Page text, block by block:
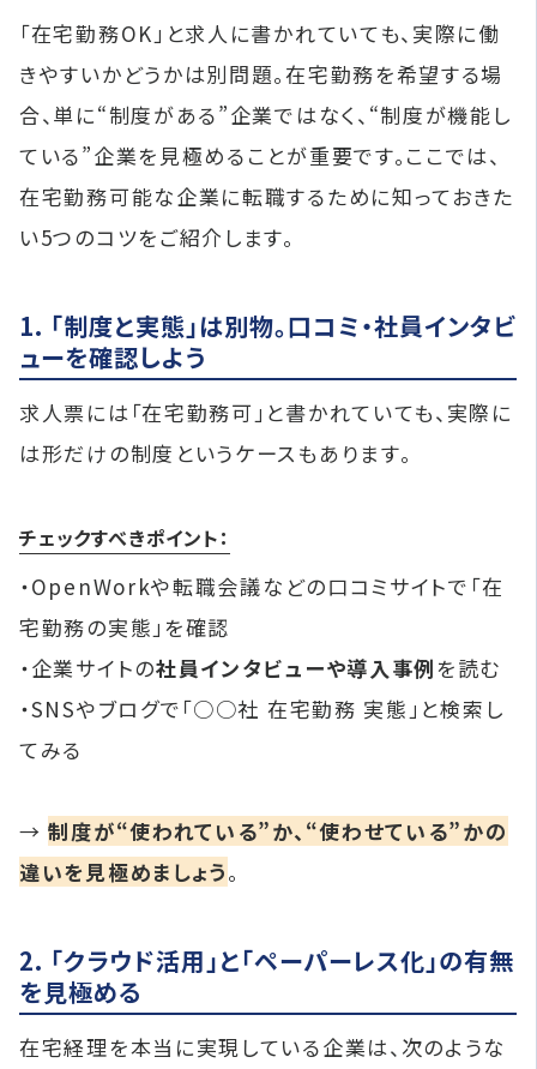
「在宅勤務OK」と求人に書かれていても、実際に働
きやすいかどうかは別問題。在宅勤務を希望する場
合、単に“制度がある”企業ではなく、“制度が機能し
ている”企業を見極めることが重要です。ここでは、
在宅勤務可能な企業に転職するために知っておきた
い5つのコツをご紹介します。
1. 「制度と実態」は別物。口コミ・社員インタビ
ューを確認しよう
求人票には「在宅勤務可」と書かれていても、実際に
は形だけの制度というケースもあります。
チェックすべきポイント：
・OpenWorkや転職会議などの口コミサイトで「在
宅勤務の実態」を確認
・企業サイトの社員インタビューや導入事例を読む
・SNSやブログで「○○社 在宅勤務 実態」と検索し
てみる
→制度が“使われている”か、“使わせている”かの
違いを見極めましょう。
2. 「クラウド活用」と「ペーパーレス化」の有無
を見極める
在宅経理を本当に実現している企業は、次のような